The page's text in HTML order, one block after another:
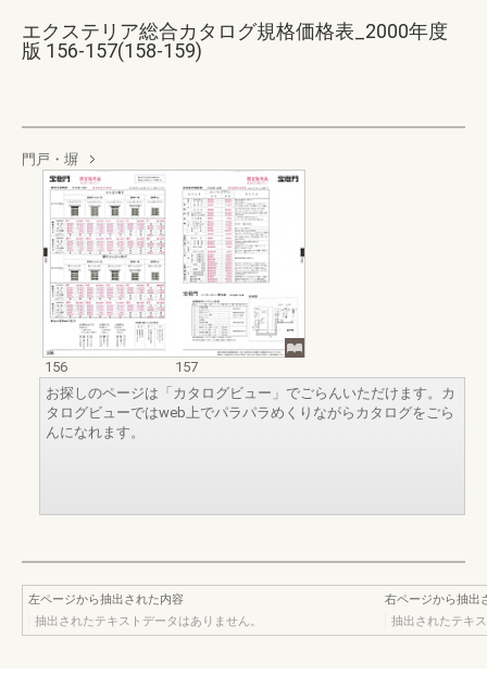
エクステリア総合カタログ規格価格表_2000年度
版 156-157(158-159)
門戸・塀
156
157
お探しのページは「カタログビュー」でごらんいただけます。カ
タログビューではweb上でパラパラめくりながらカタログをごら
んになれます。
左ページから抽出された内容
抽出されたテキストデータはありません。
右ページから抽出
抽出されたテキ